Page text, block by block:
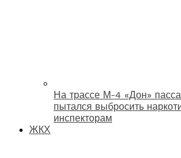
На трассе М-4 «Дон»
пытался выбросить
инспекторам
ЖКХ